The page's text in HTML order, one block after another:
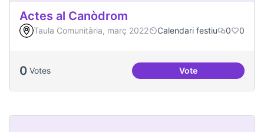
Actes al Canòdrom
Taula Comunitària, març 2022 Calendari festiu 0 0
0 Votes VoteActes al Canòdrom